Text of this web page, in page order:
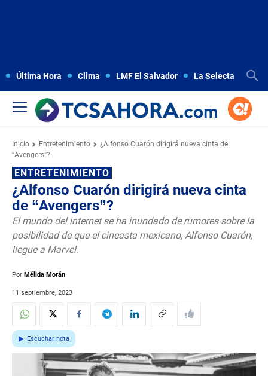
Última Hora Clima LMF El Salvador La Selecta
Inicio Entretenimiento
¿Alfonso Cuarón dirigirá nueva cinta de
“Avengers”?
ENTRETENIMIENTO
¿Alfonso Cuarón dirigirá nueva cinta
de “Avengers”?
El mundo del internet se ha inundado de rumores sobre la
posibilidad de que el cineasta mexicano, Alfonso Cuarón,
llegue a Marvel.
Por Mélida Morán
11 septiembre, 2023
Escuchar nota